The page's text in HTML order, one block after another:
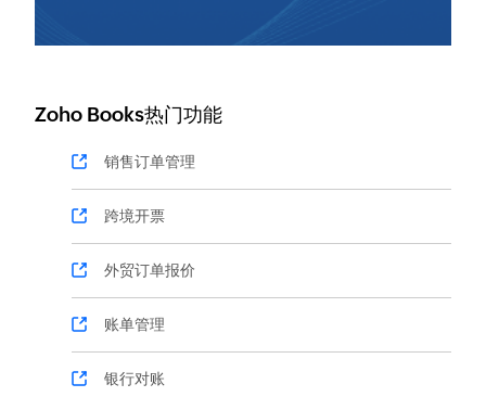
Zoho Books热门功能
销售订单管理
跨境开票
外贸订单报价
账单管理
银行对账